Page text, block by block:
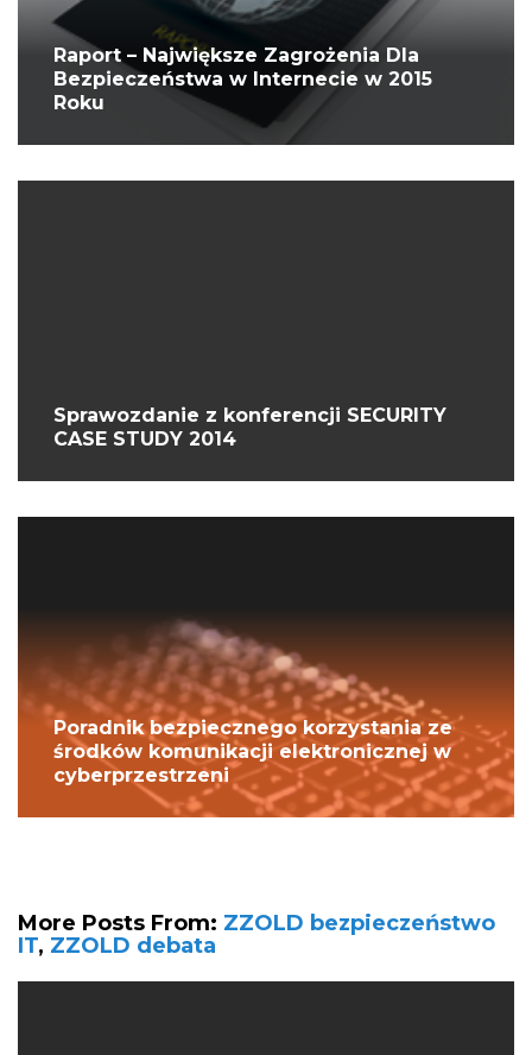
Raport – Największe Zagrożenia Dla
Bezpieczeństwa w Internecie w 2015
Roku
Sprawozdanie z konferencji SECURITY
CASE STUDY 2014
Poradnik bezpiecznego korzystania ze
środków komunikacji elektronicznej w
cyberprzestrzeni
More Posts From: ZZOLD bezpieczeństwo
IT, ZZOLD debata